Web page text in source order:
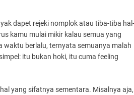
dapet rejeki nomplok atau tiba-tiba hal-
kamu mulai mikir kalau semua yang
waktu berlalu, ternyata semuanya malah
itu bukan hoki, itu cuma feeling
yang sifatnya sementara. Misalnya aja,